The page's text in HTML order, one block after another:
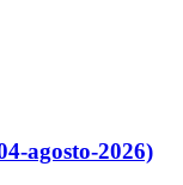
agosto-2026)